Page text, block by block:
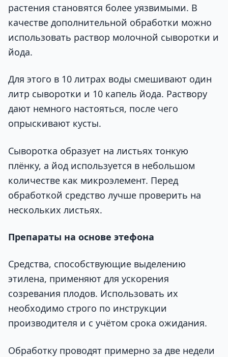
растения становятся более уязвимыми. В
качестве дополнительной обработки можно
использовать раствор молочной сыворотки и
йода.
Для этого в 10 литрах воды смешивают один
литр сыворотки и 10 капель йода. Раствору
дают немного настояться, после чего
опрыскивают кусты.
Сыворотка образует на листьях тонкую
плёнку, а йод используется в небольшом
количестве как микроэлемент. Перед
обработкой средство лучше проверить на
нескольких листьях.
Препараты на основе этефона
Средства, способствующие выделению
этилена, применяют для ускорения
созревания плодов. Использовать их
необходимо строго по инструкции
производителя и с учётом срока ожидания.
Обработку проводят примерно за две недели